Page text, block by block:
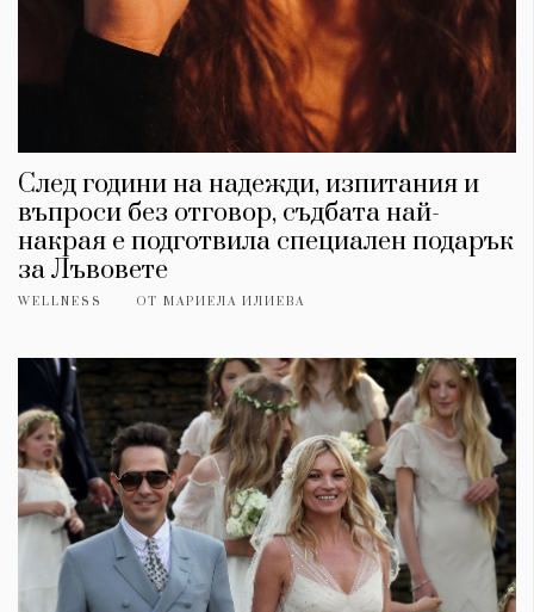
След години на надежди, изпитания и
въпроси без отговор, съдбата най-
накрая е подготвила специален подарък
за Лъвовете
WELLNESS ОТ МАРИЕЛА ИЛИЕВА